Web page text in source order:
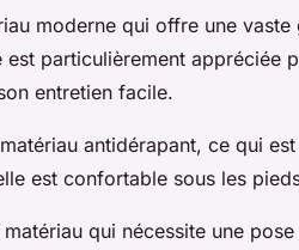
moderne qui offre une
particulièrement appréciée
entretien facile.
antidérapant, ce qui
est confortable sous les
qui nécessite une